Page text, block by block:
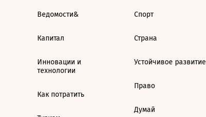
Ведомости&
Капитал
Инновации и
технологии
Как потратить
Спорт
Страна
Устойчивое развитие
Право
Думай